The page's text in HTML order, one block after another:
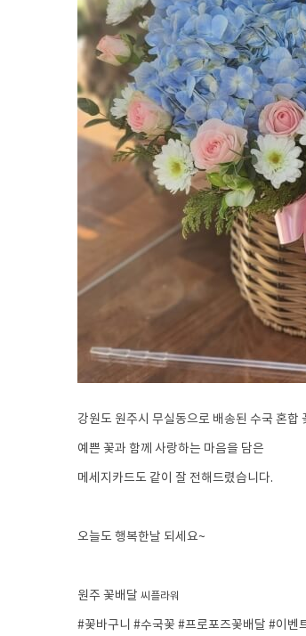
강원도 원주시 무실동으로 배송된 수국 혼합
예쁜 꽃과 함께 사랑하는 마음을 담은
메세지카드도 같이 잘 전해드렸습니다.
오늘도 행복한날 되세요~
원주 꽃배달 씨플라워
#꽃바구니 #수국꽃 #프로포즈꽃배달 #이벤